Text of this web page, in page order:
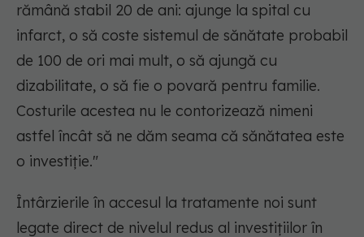
rămână stabil 20 de ani: ajunge la spital cu
infarct, o să coste sistemul de sănătate probabil
de 100 de ori mai mult, o să ajungă cu
dizabilitate, o să fie o povară pentru familie.
Costurile acestea nu le contorizează nimeni
astfel încât să ne dăm seama că sănătatea este
o investiție."
Întârzierile în accesul la tratamente noi sunt
legate direct de nivelul redus al investițiilor în